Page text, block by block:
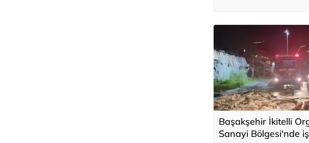
Başakşehir İkitelli
Sanayi Bölgesi'nde